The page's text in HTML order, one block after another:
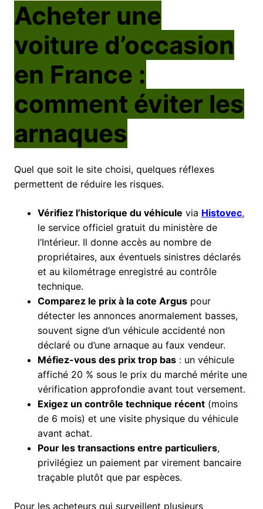
Acheter une
voiture d’occasion
en France :
comment éviter les
arnaques
Quel que soit le site choisi, quelques réflexes
permettent de réduire les risques.
Vérifiez l’historique du véhicule via Histovec,
le service officiel gratuit du ministère de
l’Intérieur. Il donne accès au nombre de
propriétaires, aux éventuels sinistres déclarés
et au kilométrage enregistré au contrôle
technique.
Comparez le prix à la cote Argus pour
détecter les annonces anormalement basses,
souvent signe d’un véhicule accidenté non
déclaré ou d’une arnaque au faux vendeur.
Méfiez-vous des prix trop bas : un véhicule
affiché 20 % sous le prix du marché mérite une
vérification approfondie avant tout versement.
Exigez un contrôle technique récent (moins
de 6 mois) et une visite physique du véhicule
avant achat.
Pour les transactions entre particuliers,
privilégiez un paiement par virement bancaire
traçable plutôt que par espèces.
Pour les acheteurs qui surveillent plusieurs